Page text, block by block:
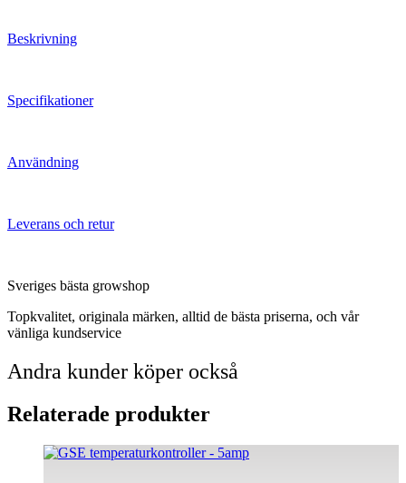
Beskrivning
Specifikationer
Användning
Leverans och retur
Sveriges bästa growshop
Topkvalitet, originala märken, alltid de bästa priserna, och vår
vänliga kundservice
Andra kunder köper också
Relaterade produkter